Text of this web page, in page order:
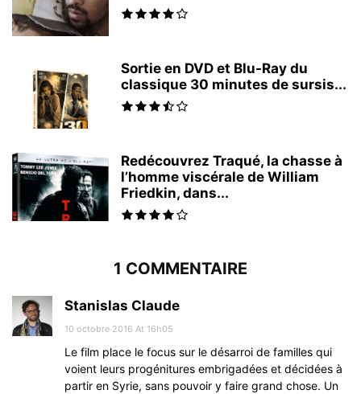
Sortie en DVD et Blu-Ray du
classique 30 minutes de sursis...
Redécouvrez Traqué, la chasse à
l’homme viscérale de William
Friedkin, dans...
1 COMMENTAIRE
Stanislas Claude
10 octobre 2016 At 16h05
Le film place le focus sur le désarroi de familles qui
voient leurs progénitures embrigadées et décidées à
partir en Syrie, sans pouvoir y faire grand chose. Un